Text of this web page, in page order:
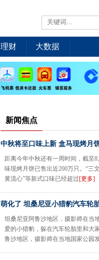
理财 大数据
新闻焦点
中秋将至口味上新 盒马现烤月
距离今年中秋还有一周时间，截至
味现烤月饼已售出近200万只。“三
黄流心”等新式口味已经超过[更多]
萌化了 坦桑尼亚小猎豹汽车轮
坦桑尼亚阿鲁沙地区，摄影师在当
爱的小猎豹，躲在汽车轮胎里和大
鲁沙地区，摄影师在当地国家公园